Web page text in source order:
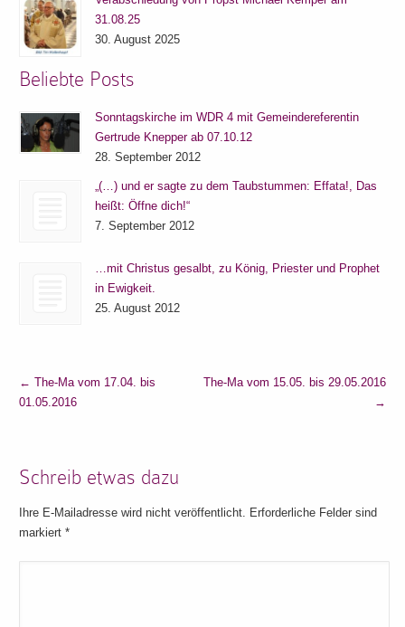
31.08.25
30. August 2025
Beliebte Posts
Sonntagskirche im WDR 4 mit Gemeindereferentin
Gertrude Knepper ab 07.10.12
28. September 2012
„(…) und er sagte zu dem Taubstummen: Effata!, Das
heißt: Öffne dich!“
7. September 2012
…mit Christus gesalbt, zu König, Priester und Prophet
in Ewigkeit.
25. August 2012
← The-Ma vom 17.04. bis
01.05.2016
The-Ma vom 15.05. bis 29.05.2016
→
Schreib etwas dazu
Ihre E-Mailadresse wird nicht veröffentlicht. Erforderliche Felder sind
markiert*